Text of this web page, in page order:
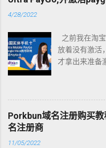
号码就可以注
箱。这家邮
士，总部设置
是出名的优秀
据说也很高
在美剧《黑客
ProtonMail有
同时应用软件
4/28/2022
之前我在淘
放着没有激活
才拿出来准备
Paygo手机
Mobile公司旗
Mobile把
Porkbun域名注册购买
名注册商
11/05/2022